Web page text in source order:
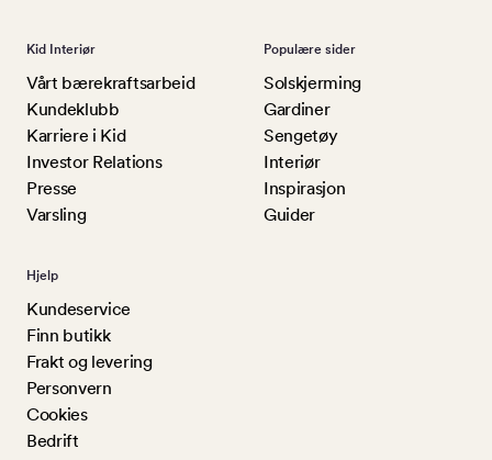
Kid Interiør
Vårt bærekraftsarbeid
Kundeklubb
Karriere i Kid
Investor Relations
Presse
Varsling
Populære sider
Solskjerming
Gardiner
Sengetøy
Interiør
Inspirasjon
Guider
Hjelp
Kundeservice
Finn butikk
Frakt og levering
Personvern
Cookies
Bedrift